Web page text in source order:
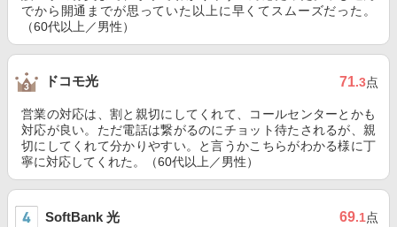
でから開通までが思っていた以上に早くてスムーズだった。
（60代以上／男性）
ドコモ光 71.3点
営業の対応は、割と親切にしてくれて、コールセンターとかも
対応が良い。ただ電話は繋がるのにチョット待たされるが、親
切にしてくれて分かりやすい。と言うかこちらがわかる様に丁
寧に対応してくれた。（60代以上／男性）
SoftBank 光 69.1点